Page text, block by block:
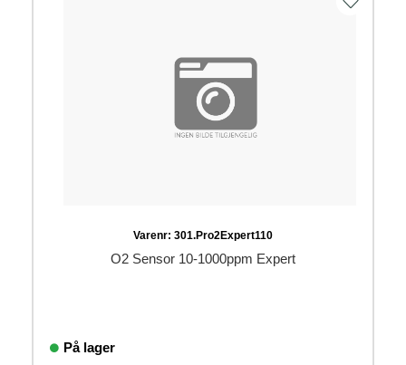
Varenr: 301.Pro2Expert110
O2 Sensor 10-1000ppm Expert
På lager